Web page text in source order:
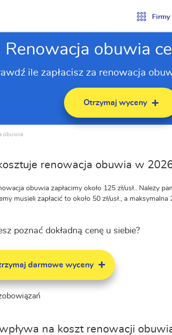
Firmy
Renowacja obuwia
ile zapłacisz za renowacja
Otrzymaj wyceny
obuwia
kosztuje renowacja obuwia w
obuwia zapłacimy około 125 zł/usł.. Należy
musieli zapłacić to około 50 zł/usł., a maksymalna
poznać dokładną cenę u siebie?
darmowe wyceny
na koszt renowacji